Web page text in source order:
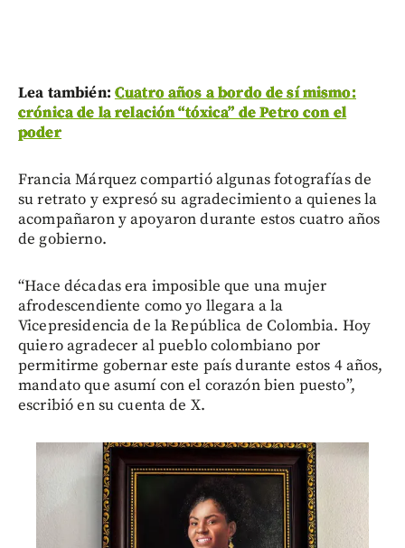
Lea también: Cuatro años a bordo de sí mismo:
crónica de la relación “tóxica” de Petro con el
poder
Francia Márquez compartió algunas fotografías de
su retrato y expresó su agradecimiento a quienes la
acompañaron y apoyaron durante estos cuatro años
de gobierno.
“Hace décadas era imposible que una mujer
afrodescendiente como yo llegara a la
Vicepresidencia de la República de Colombia. Hoy
quiero agradecer al pueblo colombiano por
permitirme gobernar este país durante estos 4 años,
mandato que asumí con el corazón bien puesto”,
escribió en su cuenta de X.